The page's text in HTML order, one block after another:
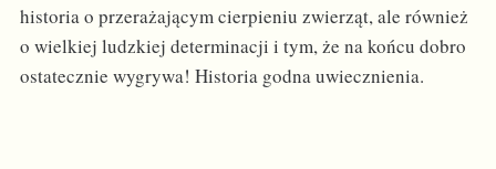
historia o przerażającym cierpieniu zwierząt, ale również
o wielkiej ludzkiej determinacji i tym, że na końcu dobro
ostatecznie wygrywa! Historia godna uwiecznienia.